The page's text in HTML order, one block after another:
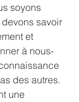
soyons
savoir
et
à nous-
des autres.
une